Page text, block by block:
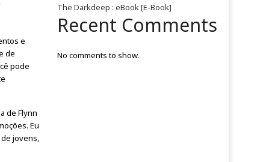
e
de
pode
de Flynn
Eu
jovens,
The Darkdeep : eBook [E-Book]
Recent Comments
No comments to show.